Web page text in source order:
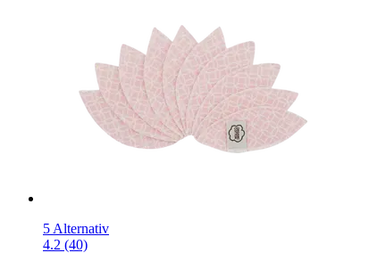
5 Alternativ
4.2 (40)